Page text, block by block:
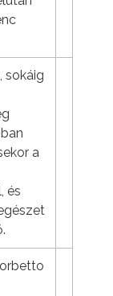
sokáig
a
és